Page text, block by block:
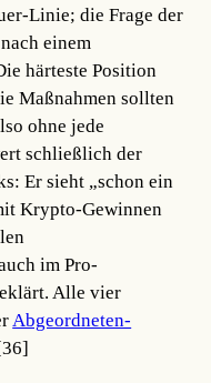
Linie; die Frage der
einem
härteste Position
Maßnahmen sollten
ohne jede
schließlich der
Er sieht „schon ein
Krypto-Gewinnen
im Pro-
Alle vier
Abgeordneten-